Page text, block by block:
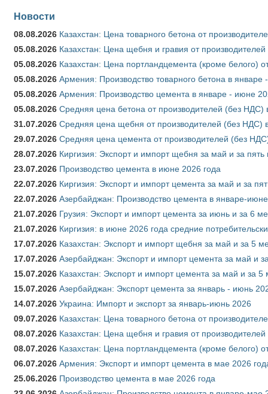
Новости
08.08.2026 Казахстан: Цена товарного бетона от
05.08.2026 Казахстан: Цена щебня и гравия от
05.08.2026 Казахстан: Цена портландцемента (кроме белого)
05.08.2026 Армения: Производство товарного бетона в январе
05.08.2026 Армения: Производство цемента в январе - июне
05.08.2026 Средняя цена бетона от производителей (без НДС)
31.07.2026 Средняя цена щебня от производителей (без НДС)
29.07.2026 Средняя цена цемента от производителей (без
28.07.2026 Киргизия: Экспорт и импорт щебня за май и за
23.07.2026 Производство цемента в июне 2026 года
22.07.2026 Киргизия: Экспорт и импорт цемента за май и за
22.07.2026 Азербайджан: Производство цемента в январе-
21.07.2026 Грузия: Экспорт и импорт цемента за июнь и за 6
21.07.2026 Киргизия: в июне 2026 года средние
17.07.2026 Казахстан: Экспорт и импорт щебня за май и за 5
17.07.2026 Азербайджан: Экспорт и импорт цемента за май и
15.07.2026 Казахстан: Экспорт и импорт цемента за май и за
15.07.2026 Азербайджан: Экспорт цемента за январь - июнь
14.07.2026 Украина: Импорт и экспорт за январь-июнь 2026
09.07.2026 Казахстан: Цена товарного бетона от
08.07.2026 Казахстан: Цена щебня и гравия от
08.07.2026 Казахстан: Цена портландцемента (кроме белого)
06.07.2026 Армения: Экспорт и импорт цемента в мае 2026
25.06.2026 Производство цемента в мае 2026 года